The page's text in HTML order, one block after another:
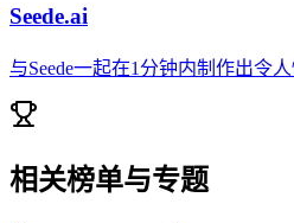
Seede.ai
与Seede一起在1分钟内制作出令人
相关榜单与专题